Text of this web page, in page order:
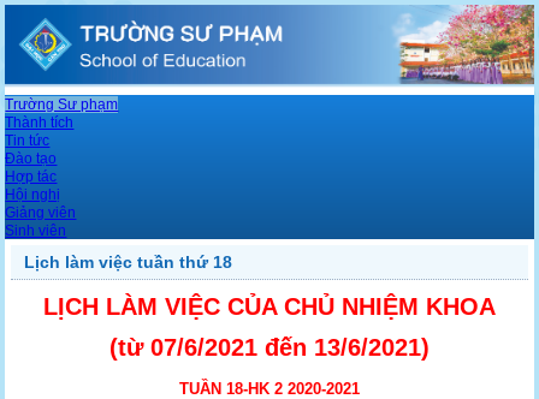
Trường Sư phạm
Thành tích
Tin tức
Đào tạo
Hợp tác
Hội nghị
Giảng viên
Sinh viên
Lịch làm việc tuần thứ 18
LỊCH LÀM VIỆC CỦA CHỦ NHIỆM KHOA
(từ 07/6/2021 đến 13/6/2021)
TUẦN 18-HK 2 2020-2021